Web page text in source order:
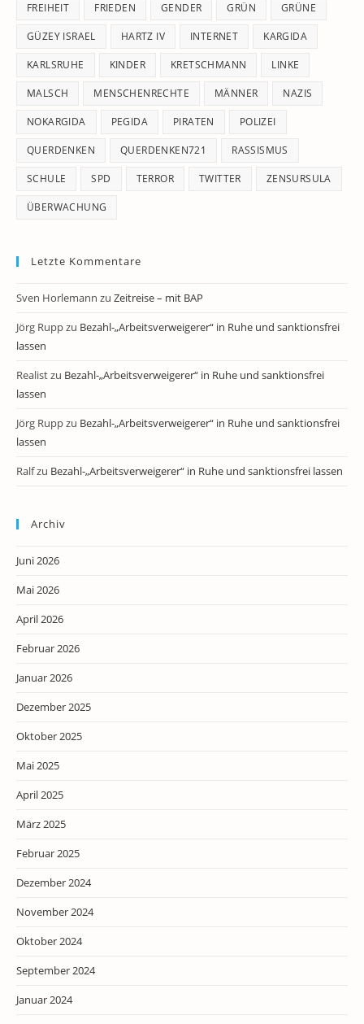
FREIHEIT FRIEDEN GENDER GRÜN GRÜNE
GÜZEY ISRAEL HARTZ IV INTERNET KARGIDA
KARLSRUHE KINDER KRETSCHMANN LINKE
MALSCH MENSCHENRECHTE MÄNNER NAZIS
NOKARGIDA PEGIDA PIRATEN POLIZEI
QUERDENKEN QUERDENKEN721 RASSISMUS
SCHULE SPD TERROR TWITTER ZENSURSULA
ÜBERWACHUNG
Letzte Kommentare
Sven Horlemann zu Zeitreise – mit BAP
Jörg Ruppzu Bezahl-„Arbeitsverweigerer“ in Ruhe und sanktionsfrei
lassen
Realistzu Bezahl-„Arbeitsverweigerer“ in Ruhe und sanktionsfrei
lassen
Jörg Ruppzu Bezahl-„Arbeitsverweigerer“ in Ruhe und sanktionsfrei
lassen
Ralfzu Bezahl-„Arbeitsverweigerer“ in Ruhe und sanktionsfrei lassen
Archiv
Juni 2026
Mai 2026
April 2026
Februar 2026
Januar 2026
Dezember 2025
Oktober 2025
Mai 2025
April 2025
März 2025
Februar 2025
Dezember 2024
November 2024
Oktober 2024
September 2024
Januar 2024